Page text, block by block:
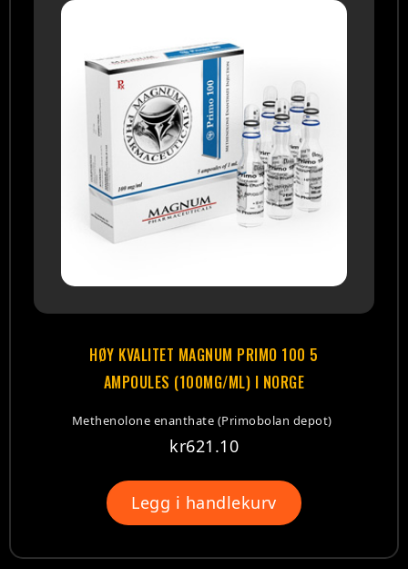
HØY KVALITET MAGNUM PRIMO 100 5
AMPOULES (100MG/ML) I NORGE
Methenolone enanthate (Primobolan depot)
kr621.10
Legg i handlekurv